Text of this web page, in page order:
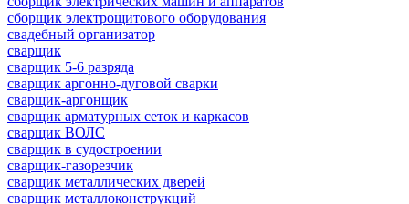
сборщик электрощитового оборудования
свадебный организатор
сварщик
сварщик 5-6 разряда
сварщик аргонно-дуговой сварки
сварщик-аргонщик
сварщик арматурных сеток и каркасов
сварщик ВОЛС
сварщик в судостроении
сварщик-газорезчик
сварщик металлических дверей
сварщик металлоконструкций